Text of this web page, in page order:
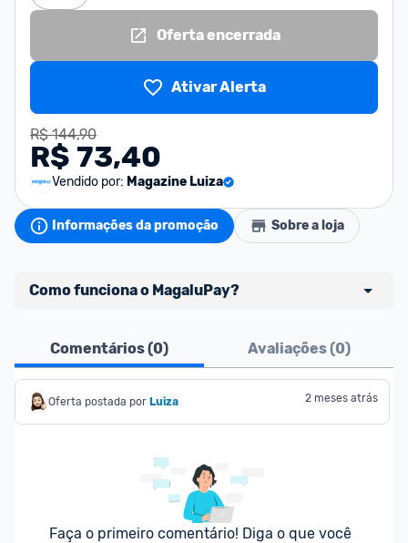
Oferta encerrada
Ativar Alerta
R$ 144,90
R$ 73,40
Vendido por: Magazine Luiza
Informações da promoção Sobre a loja
Como funciona o MagaluPay?
se aos detalhes abaixo:
- É necessário ter o valor total da compra (produto
+ frete) em forma de saldo na carteira MagaluPay;
- Você pode transferir a quantia da sua conta
bancária para o MagaluPay por PIX;
- Para parclar compras, é necessário cadastrar seu
Comentários (0) Avaliações (0)
Oferta postada por Luiza 2 meses atrás
Faça o primeiro comentário! Diga o que você